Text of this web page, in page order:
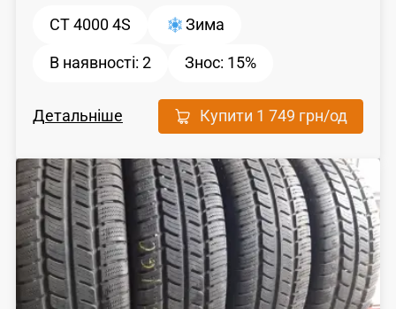
CT 4000 4S Зима
В наявності: 2 Знос: 15%
Детальніше Купити 1 749 грн/од